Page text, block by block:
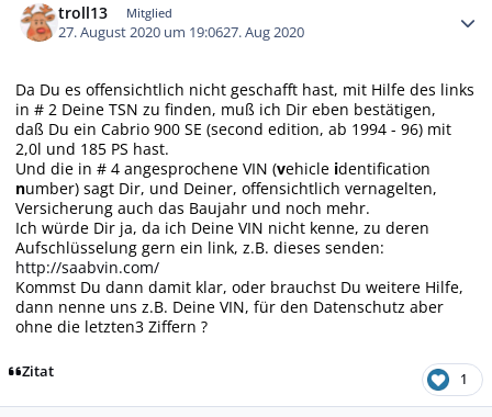
troll13 Mitglied
27. August 2020 um 19:0627. Aug 2020
Da Du es offensichtlich nicht geschafft hast, mit Hilfe des links
in # 2 Deine TSN zu finden, muß ich Dir eben bestätigen,
daß Du ein Cabrio 900 SE (second edition, ab 1994 - 96) mit
2,0l und 185 PS hast.
Und die in # 4 angesprochene VIN (vehicle identification
number) sagt Dir, und Deiner, offensichtlich vernagelten,
Versicherung auch das Baujahr und noch mehr.
Ich würde Dir ja, da ich Deine VIN nicht kenne, zu deren
Aufschlüsselung gern ein link, z.B. dieses senden:
http://saabvin.com/
Kommst Du dann damit klar, oder brauchst Du weitere Hilfe,
dann nenne uns z.B. Deine VIN, für den Datenschutz aber
ohne die letzten3 Ziffern ?
Zitat 1